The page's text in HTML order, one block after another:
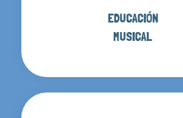
EDUCACIÓN
MUSICAL